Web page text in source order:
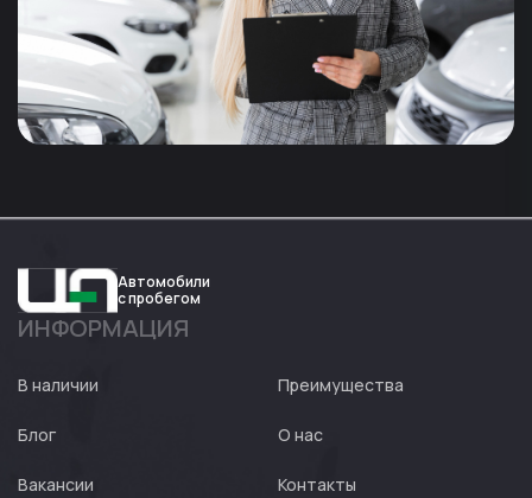
Авто
Автомобили
с пробегом
ИНФОРМАЦИЯ
В наличии Преимущества
Блог О нас
Вакансии Контакты